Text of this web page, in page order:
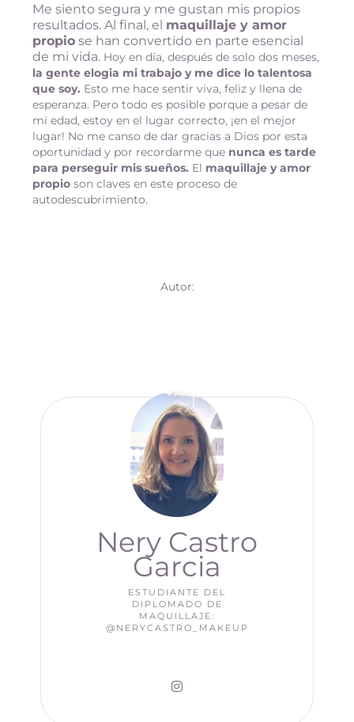
Me siento segura y me gustan mis propios
resultados. Al final, el maquillaje y amor
propio se han convertido en parte esencial
de mi vida. Hoy en día, después de solo dos meses,
la gente elogia mi trabajo y me dice lo talentosa
que soy. Esto me hace sentir viva, feliz y llena de
esperanza. Pero todo es posible porque a pesar de
mi edad, estoy en el lugar correcto, ¡en el mejor
lugar! No me canso de dar gracias a Dios por esta
oportunidad y por recordarme que nunca es tarde
para perseguir mis sueños. El maquillaje y amor
propio son claves en este proceso de
autodescubrimiento.
Autor:
Nery Castro
Garcia
ESTUDIANTE DEL
DIPLOMADO DE
MAQUILLAJE:
@NERYCASTRO_MAKEUP